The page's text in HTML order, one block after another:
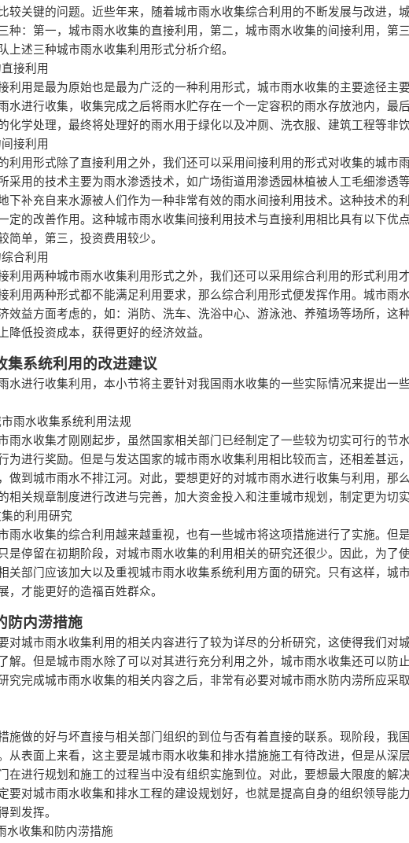
较关键的问题。近些年来，随着城市雨水收集综合利用的不断发展与改进，
种：第一，城市雨水收集的直接利用，第二，城市雨水收集的间接利用，第
上述三种城市雨水收集利用形式分析介绍。
接利用
利用是最为原始也是最为广泛的一种利用形式，城市雨水收集的主要途径主
水进行收集，收集完成之后将雨水贮存在一个一定容积的雨水存放池内，最
化学处理，最终将处理好的雨水用于绿化以及冲厕、洗衣服、建筑工程等非饮
接利用
利用形式除了直接利用之外，我们还可以采用间接利用的形式对收集的城市
采用的技术主要为雨水渗透技术，如广场街道用渗透园林植被人工毛细渗透
下补充自来水源被人们作为一种非常有效的雨水间接利用技术。这种技术的
定的改善作用。这种城市雨水收集间接利用技术与直接利用相比具有以下优
简单，第三，投资费用较少。
合利用
利用两种城市雨水收集利用形式之外，我们还可以采用综合利用的形式利用
利用两种形式都不能满足利用要求，那么综合利用形式便发挥作用。城市雨
效益方面考虑的，如：消防、洗车、洗浴中心、游泳池、养殖场等场所，这
降低投资成本，获得更好的经济效益。
集系统利用的改进建议
水进行收集利用，本小节将主要针对我国雨水收集的一些实际情况来提出一
雨水收集系统利用法规
雨水收集才刚刚起步，虽然国家相关部门已经制定了一些较为切实可行的节
为进行奖励。但是与发达国家的城市雨水收集利用相比较而言，还相差甚远
做到城市雨水不排江河。对此，要想更好的对城市雨水进行收集与利用，那
相关规章制度进行改进与完善，加大资金投入和注重城市规划，制定更为切实
的利用研究
雨水收集的综合利用越来越重视，也有一些城市将这项措施进行了实施。但
是停留在初期阶段，对城市雨水收集的利用相关的研究还很少。因此，为了
关部门应该加大以及重视城市雨水收集系统利用方面的研究。只有这样，城
，才能更好的造福百姓群众。
防内涝措施
对城市雨水收集利用的相关内容进行了较为详尽的分析研究，这使得我们对
解。但是城市雨水除了可以对其进行充分利用之外，城市雨水收集还可以防
究完成城市雨水收集的相关内容之后，非常有必要对城市雨水防内涝所应采
施做的好与坏直接与相关部门组织的到位与否有着直接的联系。现阶段，我
从表面上来看，这主要是城市雨水收集和排水措施施工有待改进，但是从深
在进行规划和施工的过程当中没有组织实施到位。对此，要想最大限度的解
要对城市雨水收集和排水工程的建设规划好，也就是提高自身的组织领导能
到发挥。
水收集和防内涝措施